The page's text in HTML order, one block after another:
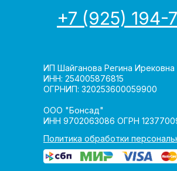
Политика обработки
ИП Шайганова Регина Ирековна
ИНН: 254005876815
ОГРНИП: 320253600059900
ООО "Бонсад"
ИНН 9702063086 ОГРН
+7 (925) 194-